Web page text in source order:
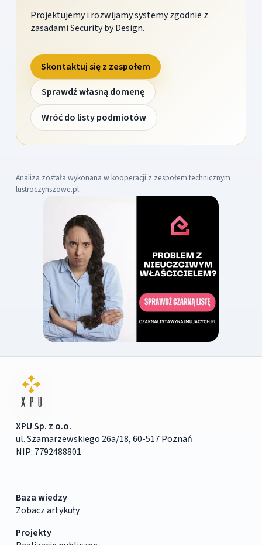
Projektujemy i rozwijamy systemy zgodnie z
zasadami Security by Design.
Skontaktuj się z zespołem
Sprawdź własną domenę
Wróć do listy podmiotów
Analiza została wykonana w kooperacji z zespołem technicznym
lustroczynszowe.pl.
XPU Sp. z o.o.
ul. Szamarzewskiego 26a/18, 60-517 Poznań
NIP: 7792488801
Baza wiedzy
Zobacz artykuły
Projekty